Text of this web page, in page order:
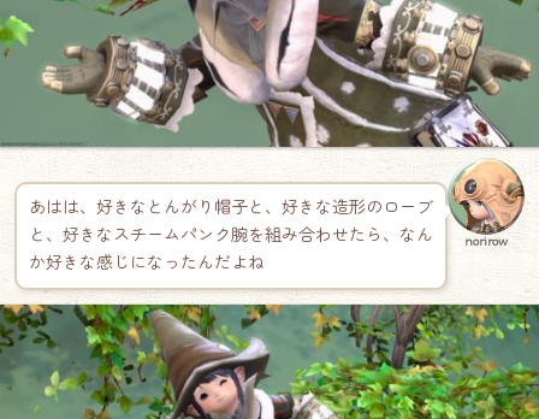
あはは、好きなとんがり帽子と、好きな造形のローブ
と、好きなスチームパンク腕を組み合わせたら、なん
か好きな感じになったんだよね
norirow